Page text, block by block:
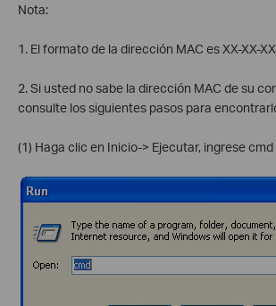
Nota:
1. El formato de la dirección MAC es XX-XX-
2. Si usted no sabe la dirección MAC de su
consulte los siguientes pasos para
(1) Haga clic en Inicio-> Ejecutar, ingrese cmd